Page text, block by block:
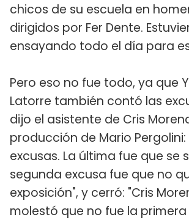
chicos de su escuela en
dirigidos por Fer Dente.
ensayando todo el día para
Pero eso no fue todo, ya que
Latorre también contó las
dijo el asistente de Cris
producción de Mario Pergolini:
excusas. La última fue que se
segunda excusa fue que no
exposición", y cerró: "Cris
molestó que no fue la